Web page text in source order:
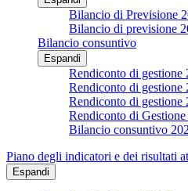
Bilancio di Previsione
Bilancio di previsione
Bilancio consuntivo
Espandi
Rendiconto di gestione
Rendiconto di gestione
Rendiconto di gestione
Rendiconto di
Bilancio consuntivo
Piano degli indicatori e dei risultati
Espandi